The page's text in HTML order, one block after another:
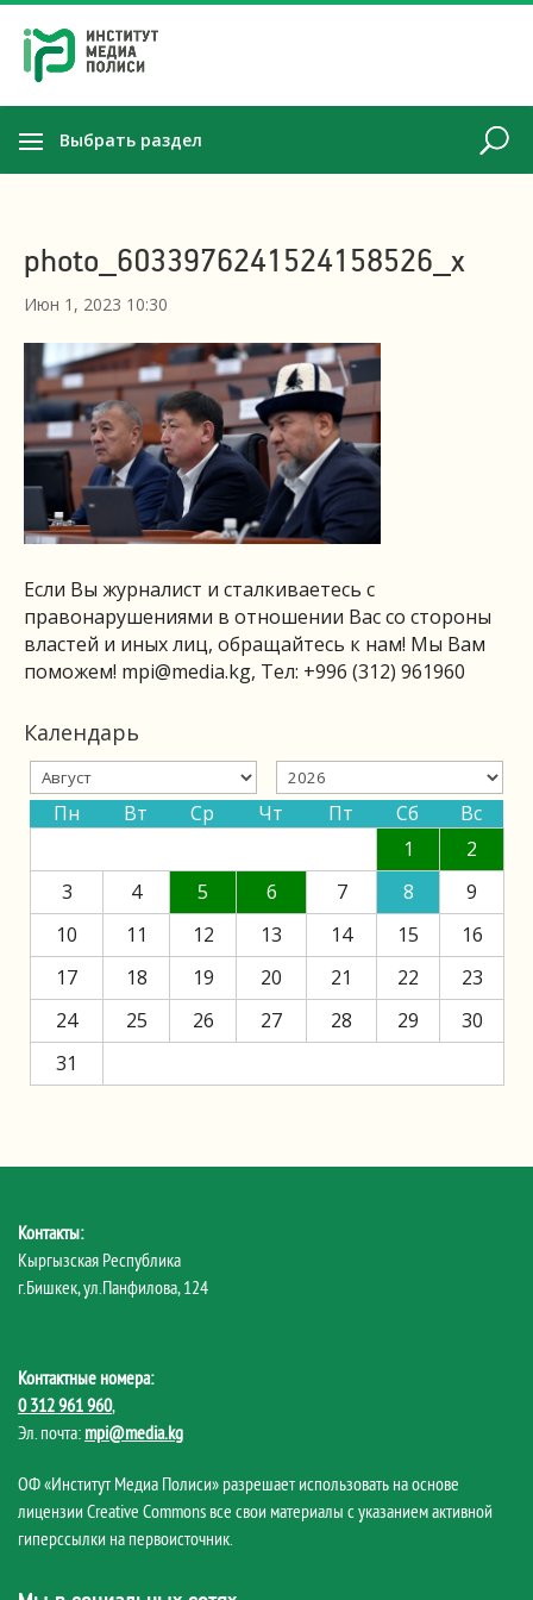
Выбрать раздел
photo_6033976241524158526_x
Июн 1, 2023 10:30
Если Вы журналист и сталкиваетесь с
правонарушениями в отношении Вас со стороны
властей и иных лиц, обращайтесь к нам! Мы Вам
поможем! mpi@media.kg, Тел: +996 (312) 961960
Календарь
Пн Вт Ср Чт Пт Сб
Вс
1
2
3
4 5 6 7 8
9
10
11 12 13 14 15
16
17
18 19 20 21 22
23
24
25 26 27 28 29
30
31
Контакты:
Кыргызская Республика
г.Бишкек, ул.Панфилова, 124
Контактные номера:
0 312 961 960,
Эл. почта: mpi@media.kg
ОФ «Институт Медиа Полиси» разрешает использовать на основе
лицензии Creative Commons все свои материалы с указанием активной
гиперссылки на первоисточник.